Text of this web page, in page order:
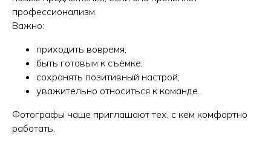
профессионализм.
Важно:
приходить вовремя;
быть готовым к съёмке;
сохранять позитивный настрой;
уважительно относиться к команде.
Фотографы чаще приглашают тех, с кем комфортно
работать.